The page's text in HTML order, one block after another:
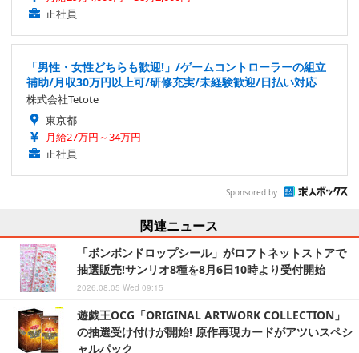
正社員
「男性・女性どちらも歓迎!」/ゲームコントローラーの組立
補助/月収30万円以上可/研修充実/未経験歓迎/日払い対応
株式会社Tetote
東京都
月給27万円～34万円
正社員
Sponsored by
関連ニュース
「ボンボンドロップシール」がロフトネットストアで
抽選販売!サンリオ8種を8月6日10時より受付開始
2026.08.05 Wed 09:15
遊戯王OCG「ORIGINAL ARTWORK COLLECTION」
の抽選受け付けが開始! 原作再現カードがアツいスペシ
ャルパック